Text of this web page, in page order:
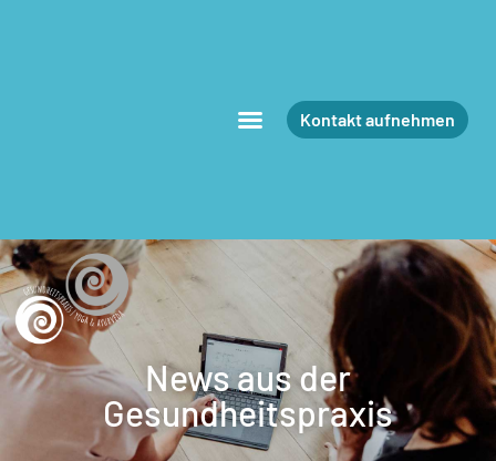
Kontakt aufnehmen
News aus der
Gesundheitspraxis